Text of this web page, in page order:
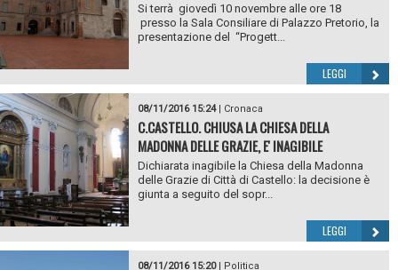
Si terrà giovedì 10 novembre alle ore 18
presso la Sala Consiliare di Palazzo Pretorio, la
presentazione del “Progett...
LEGGI
08/11/2016 15:24| Cronaca
C.CASTELLO. CHIUSA LA CHIESA DELLA
MADONNA DELLE GRAZIE, E' INAGIBILE
Dichiarata inagibile la Chiesa della Madonna
delle Grazie di Città di Castello: la decisione è
giunta a seguito del sopr...
LEGGI
08/11/2016 15:20| Politica